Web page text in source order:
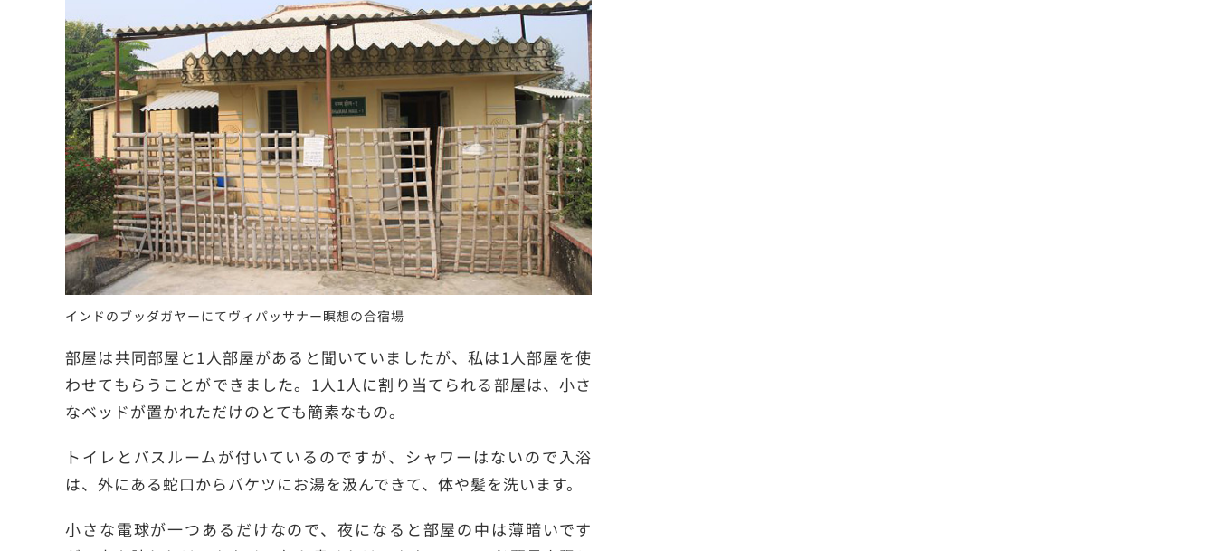
インドのブッダガヤーにてヴィパッサナー瞑想の合宿場
部屋は共同部屋と1人部屋があると聞いていましたが、私は1人部屋を使
わせてもらうことができました。1人1人に割り当てられる部屋は、小さ
なベッドが置かれただけのとても簡素なもの。
トイレとバスルームが付いているのですが、シャワーはないので入浴
は、外にある蛇口からバケツにお湯を汲んできて、体や髪を洗います。
小さな電球が一つあるだけなので、夜になると部屋の中は薄暗いです